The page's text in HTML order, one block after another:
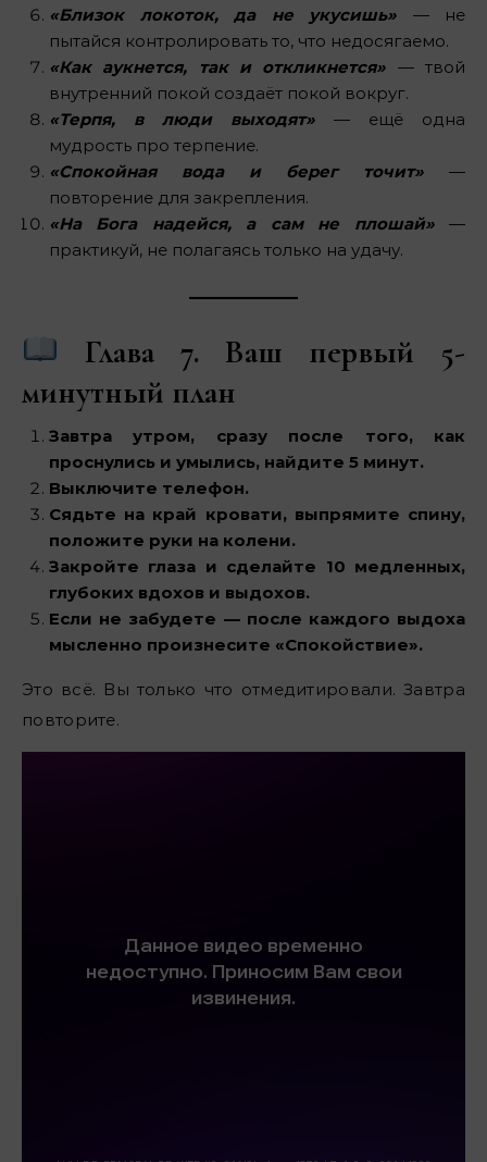
«Близок локоток, да не укусишь» — не
пытайся контролировать то, что недосягаемо.
«Как аукнется, так и откликнется» — твой
внутренний покой создаёт покой вокруг.
«Терпя, в люди выходят»
— ещё одна
мудрость про терпение.
«Спокойная вода и берег точит» —
повторение для закрепления.
«На Бога надейся, а сам не плошай»
—
практикуй, не полагаясь только на удачу.
Глава 7. Ваш первый 5-
минутный план
Завтра утром, сразу после того, как
проснулись и умылись, найдите 5 минут.
Выключите телефон.
Сядьте на край кровати, выпрямите спину,
положите руки на колени.
Закройте глаза и сделайте 10 медленных,
глубоких вдохов и выдохов.
Если не забудете — после каждого выдоха
мысленно произнесите «Спокойствие».
Это всё. Вы только что отмедитировали. Завтра
повторите.